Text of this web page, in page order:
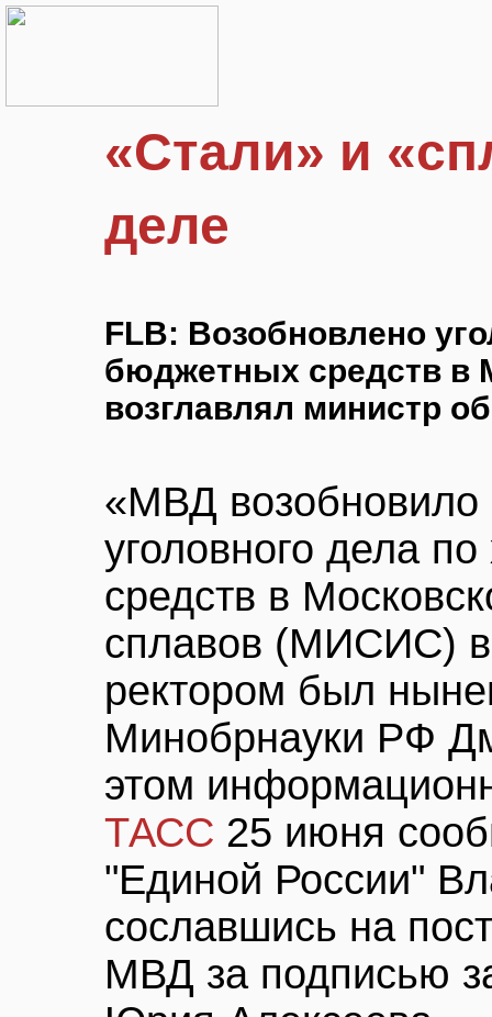
«Стали» и
деле
FLB: Возобновлено
бюджетных средств в
возглавлял министр
«МВД возобновило
уголовного дела
средств в
сплавов (МИСИС) в
ректором был
Минобрнауки РФ
этом
ТАСС 25 июня
"Единой России"
сославшись на
МВД за подписью